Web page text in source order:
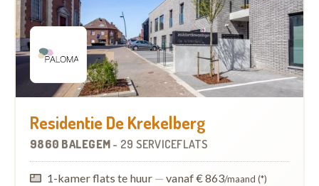
Residentie De Krekelberg
9860 BALEGEM - 29 SERVICEFLATS
1-kamer flats te huur — vanaf € 863/maand (*)